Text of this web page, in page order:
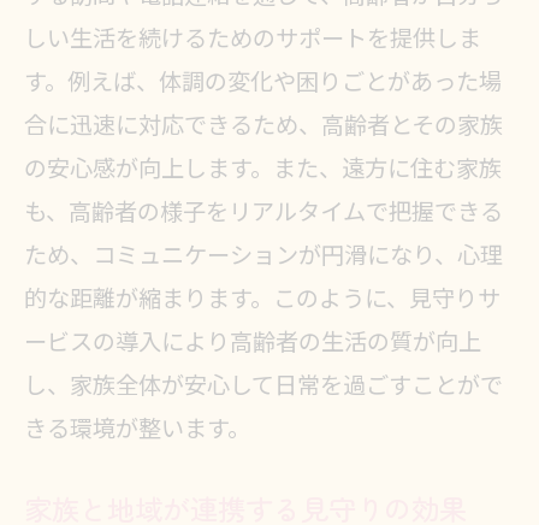
制
名古屋市での訪問型支援サービスの
活用
テクノロジーを活用した負担軽減の
方法
見守りサービスを利用した負担の分
散化
見守りサービス導入のための家族へ
のアドバイス
安心を届ける名古屋市の高齢者見守りサ
しい生活を続けるためのサポートを提供しま
す。例えば、体調の変化や困りごとがあった場
合に迅速に対応できるため、高齢者とその家族
の安心感が向上します。また、遠方に住む家族
も、高齢者の様子をリアルタイムで把握できる
ため、コミュニケーションが円滑になり、心理
的な距離が縮まります。このように、見守りサ
ービスの導入により高齢者の生活の質が向上
し、家族全体が安心して日常を過ごすことがで
きる環境が整います。